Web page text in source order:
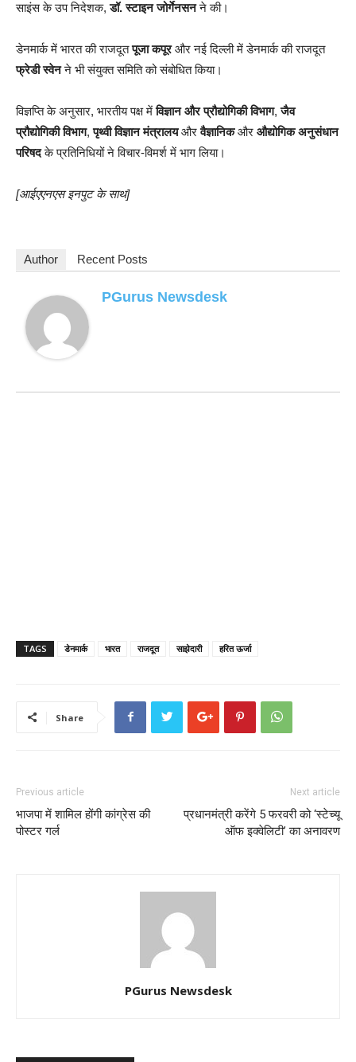
साइंस के उप निदेशक,डॉ. स्टाइन जोर्गेनसनने की।
डेनमार्क में भारत की राजदूतपूजा कपूरऔर नई दिल्ली में डेनमार्क की राजदूत
फ्रेडी स्वेनने भी संयुक्त समिति को संबोधित किया।
विज्ञप्ति के अनुसार, भारतीय पक्ष मेंविज्ञान और प्रौद्योगिकी विभाग,जैव
प्रौद्योगिकी विभाग,पृथ्वी विज्ञान मंत्रालयऔरवैज्ञानिकऔर औद्योगिक अनुसंधान
परिषदके प्रतिनिधियों ने विचार-विमर्श में भाग लिया।
[आईएएनएस इनपुट के साथ]
Author Recent Posts
PGurus Newsdesk
TAGS डेनमार्क भारत राजदूत साझेदारी हरित ऊर्जा
Share
Previous article
भाजपा में शामिल होंगी कांग्रेस की
पोस्टर गर्ल
Next article
प्रधानमंत्री करेंगे 5 फरवरी को ‘स्टेच्यू
ऑफ इक्वेलिटी’ का अनावरण
PGurus Newsdesk